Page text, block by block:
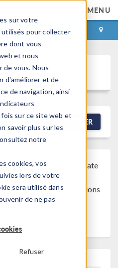
sur votre
pour collecter
dont vous
et nous
vous. Nous
d'améliorer et de
de navigation, ainsi
sur ce site web et
savoir plus sur les
notre
cookies, vos
lors de votre
sera utilisé dans
de ne pas
Refuser
MENU
CONTACT
FILTRER
employees may participate
®software users
submit their questions
more comprehensive
Support team.